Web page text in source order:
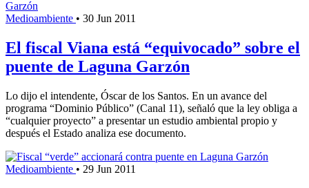
Medioambiente • 30 Jun 2011
El fiscal Viana está “equivocado” sobre el
puente de Laguna Garzón
Lo dijo el intendente, Óscar de los Santos. En un avance del
programa “Dominio Público” (Canal 11), señaló que la ley obliga a
“cualquier proyecto” a presentar un estudio ambiental propio y
después el Estado analiza ese documento.
Medioambiente • 29 Jun 2011